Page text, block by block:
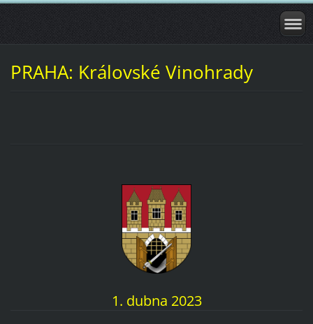
PRAHA: Královské Vinohrady
1. dubna 2023